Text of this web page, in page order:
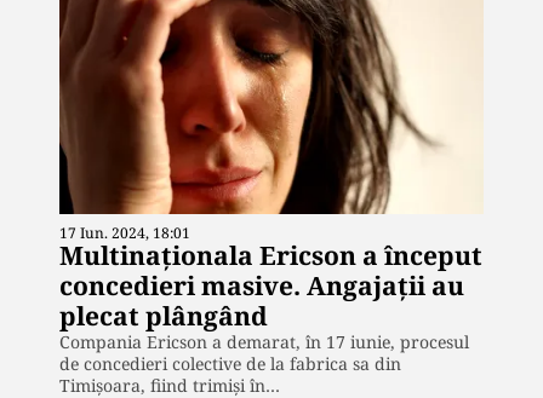
17 Iun. 2024, 18:01
Multinaționala Ericson a început
concedieri masive. Angajații au
plecat plângând
Compania Ericson a demarat, în 17 iunie, procesul
de concedieri colective de la fabrica sa din
Timișoara, fiind trimiși în…